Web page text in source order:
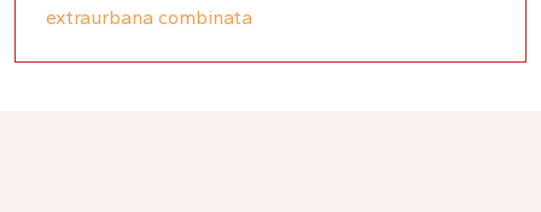
extraurbana combinata